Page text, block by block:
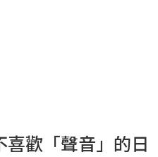
歡「聲音」的日